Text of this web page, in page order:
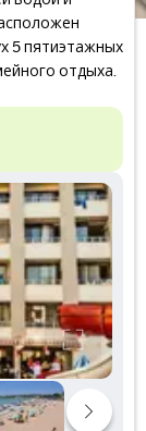
5 пятиэтажных
отдыха.